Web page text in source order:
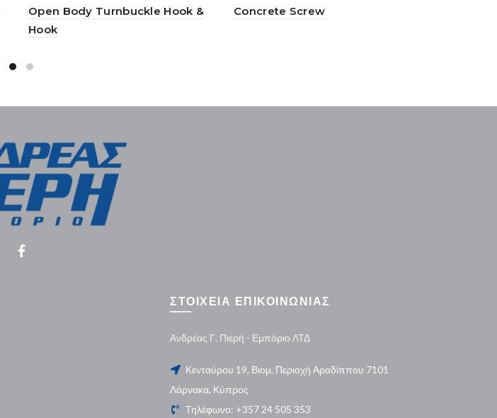
Open Body Turnbuckle Hook &
Hook
Concrete Screw
ΣΤΟΙΧΕΙΑ ΕΠΙΚΟΙΝΩΝΙΑΣ
Ανδρέας Γ. Πιερή - Εμπόριο ΛΤΔ
Κενταύρου 19, Βιομ. Περιοχή Αραδίππου 7101
Λάρνακα, Κύπρος
Τηλέφωνο: +357 24 505 353